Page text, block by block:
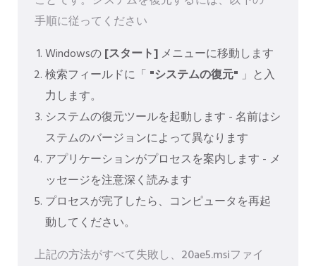
手順に従ってください
Windowsの[スタート] メニューに移動します
検索フィールドに「 "システムの復元" 」と入
力します。
システムの復元ツールを起動します - 名前はシ
ステムのバージョンによって異なります
アプリケーションがプロセスを案内します - メ
ッセージを注意深く読みます
プロセスが完了したら、コンピュータを再起
動してください。
上記の方法がすべて失敗し、20ae5.msiファイ